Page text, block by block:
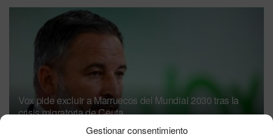
Gestionar consentimiento
Vox pide excluir a Marruecos del Mundial 2030 tras la
crisis migratoria de Ceuta